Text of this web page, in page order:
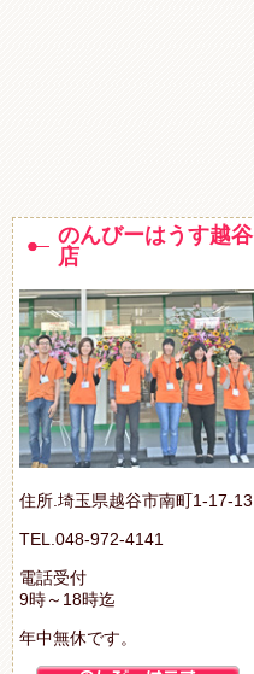
のんびーはうす越谷
店
住所.埼玉県越谷市南町1-17-13
TEL.048-972-4141
電話受付
9時～18時迄
年中無休です。